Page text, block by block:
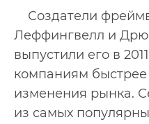
Создатели
Леффингвелл и
выпустили его в
компаниям быстрее
изменения рынка.
из самых